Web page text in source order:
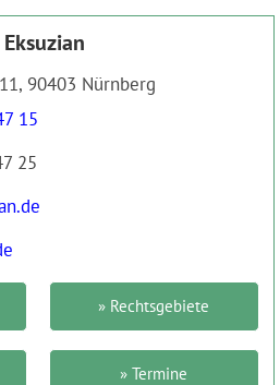
90403 Nürnberg
15
25
» Rechtsgebiete
» Termine